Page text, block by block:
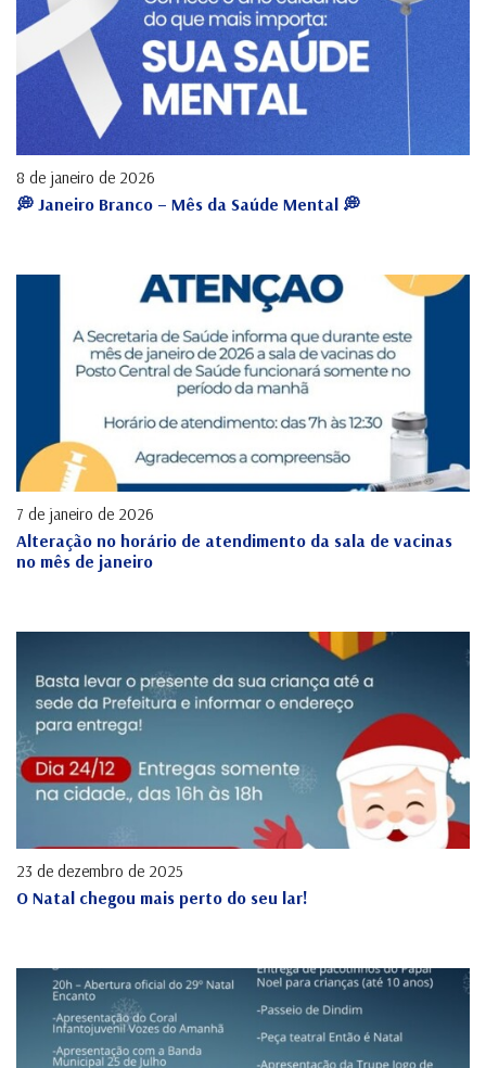
8 de janeiro de 2026
💭 Janeiro Branco – Mês da Saúde Mental 💭
7 de janeiro de 2026
Alteração no horário de atendimento da sala de vacinas
no mês de janeiro
23 de dezembro de 2025
O Natal chegou mais perto do seu lar!